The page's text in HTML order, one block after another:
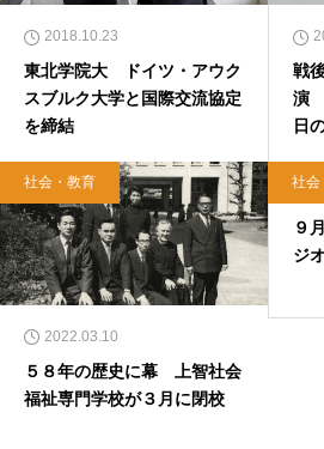
2018.10.23
東北学院大 ドイツ・アウク
スブルク大学と国際交流協定
を締結
戦
演
日
社会・教育
2022.03.10
５８年の歴史に幕 上智社会
福祉専門学校が３月に閉校
社会
９
ジ